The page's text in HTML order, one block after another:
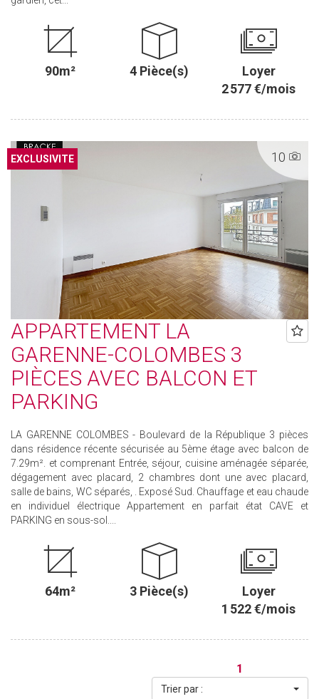
90m² 4 Pièce(s)
Loyer
2 577 €/mois
10
EXCLUSIVITE
APPARTEMENT LA
GARENNE-COLOMBES 3
PIÈCES AVEC BALCON ET
PARKING
LA GARENNE COLOMBES - Boulevard de la République 3 pièces
dans résidence récente sécurisée au 5ème étage avec balcon de
7.29m². et comprenant Entrée, séjour, cuisine aménagée séparée,
dégagement avec placard, 2 chambres dont une avec placard,
salle de bains, WC séparés, . Exposé Sud. Chauffage et eau chaude
en individuel électrique Appartement en parfait état CAVE et
PARKING en sous-sol....
64m² 3 Pièce(s)
Loyer
1 522 €/mois
1
Trier par :